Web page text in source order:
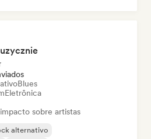
Blues
Eletrônica
sobre artistas
alternativo